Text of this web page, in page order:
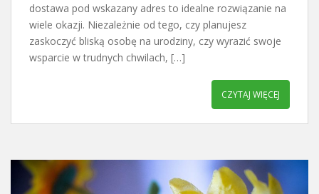
dostawa pod wskazany adres to idealne rozwiązanie na
wiele okazji. Niezależnie od tego, czy planujesz
zaskoczyć bliską osobę na urodziny, czy wyrazić swoje
wsparcie w trudnych chwilach, […]
CZYTAJ WIĘCEJ